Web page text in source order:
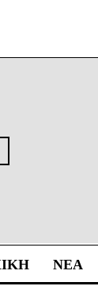
ΝΕΑ